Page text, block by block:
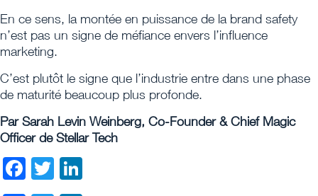
En ce sens, la montée en puissance de la brand safety
n’est pas un signe de méfiance envers l’influence
marketing.
C’est plutôt le signe que l’industrie entre dans une phase
de maturité beaucoup plus profonde.
Par Sarah Levin Weinberg, Co-Founder & Chief Magic
Officer de Stellar Tech
Facebook
Twitter